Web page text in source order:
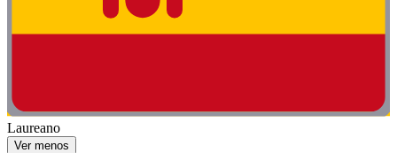
Laureano
Ver menos